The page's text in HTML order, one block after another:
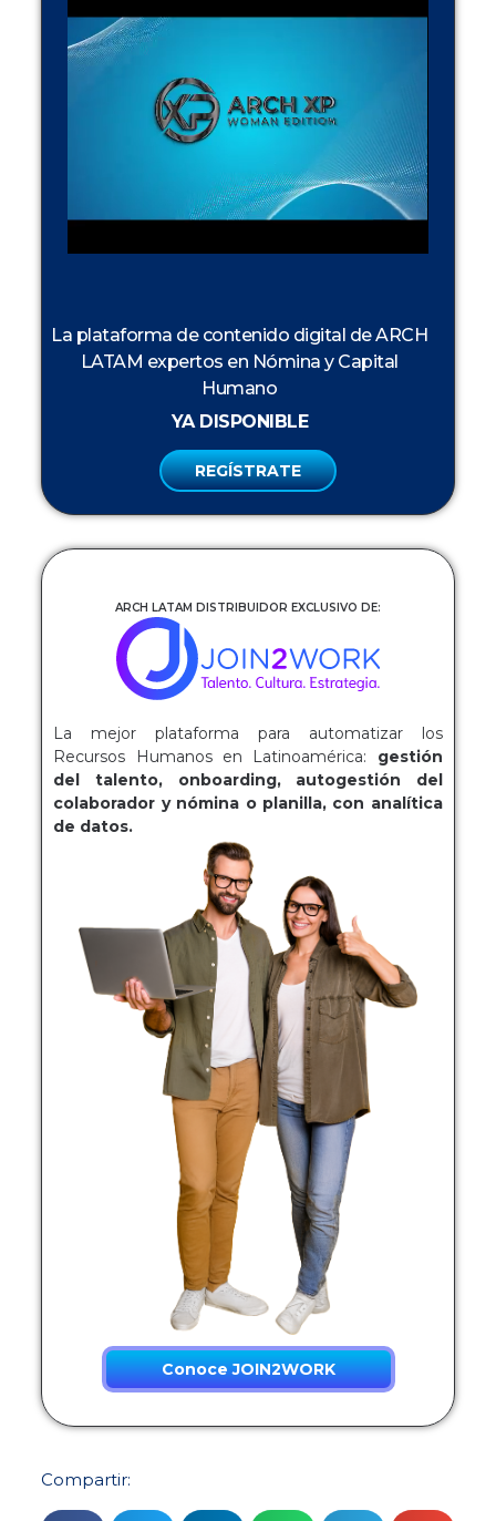
La plataforma de contenido digital de ARCH
LATAM expertos en Nómina y Capital
Humano
YA DISPONIBLE
REGÍSTRATE
ARCH LATAM DISTRIBUIDOR EXCLUSIVO DE:
La mejor plataforma para automatizar los
Recursos Humanos en Latinoamérica: gestión
del talento, onboarding, autogestión del
colaborador y nómina o planilla, con analítica
de datos.
Conoce JOIN2WORK
Compartir: